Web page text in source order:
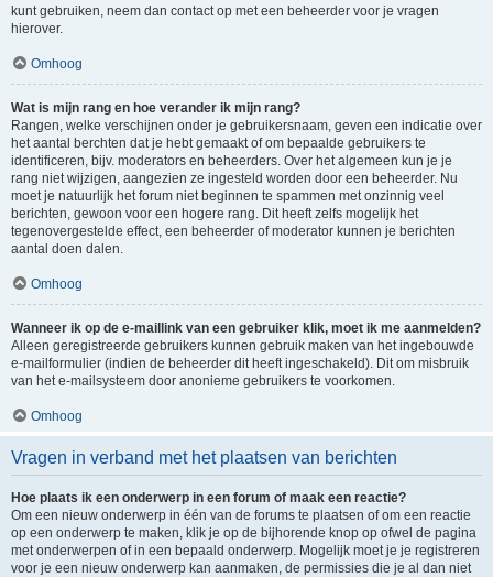
kunt gebruiken, neem dan contact op met een beheerder voor je vragen
hierover.
Omhoog
Wat is mijn rang en hoe verander ik mijn rang?
Rangen, welke verschijnen onder je gebruikersnaam, geven een indicatie over
het aantal berchten dat je hebt gemaakt of om bepaalde gebruikers te
identificeren, bijv. moderators en beheerders. Over het algemeen kun je je
rang niet wijzigen, aangezien ze ingesteld worden door een beheerder. Nu
moet je natuurlijk het forum niet beginnen te spammen met onzinnig veel
berichten, gewoon voor een hogere rang. Dit heeft zelfs mogelijk het
tegenovergestelde effect, een beheerder of moderator kunnen je berichten
aantal doen dalen.
Omhoog
Wanneer ik op de e-maillink van een gebruiker klik, moet ik me aanmelden?
Alleen geregistreerde gebruikers kunnen gebruik maken van het ingebouwde
e-mailformulier (indien de beheerder dit heeft ingeschakeld). Dit om misbruik
van het e-mailsysteem door anonieme gebruikers te voorkomen.
Omhoog
Vragen in verband met het plaatsen van berichten
Hoe plaats ik een onderwerp in een forum of maak een reactie?
Om een nieuw onderwerp in één van de forums te plaatsen of om een reactie
op een onderwerp te maken, klik je op de bijhorende knop op ofwel de pagina
met onderwerpen of in een bepaald onderwerp. Mogelijk moet je je registreren
voor je een nieuw onderwerp kan aanmaken, de permissies die je al dan niet